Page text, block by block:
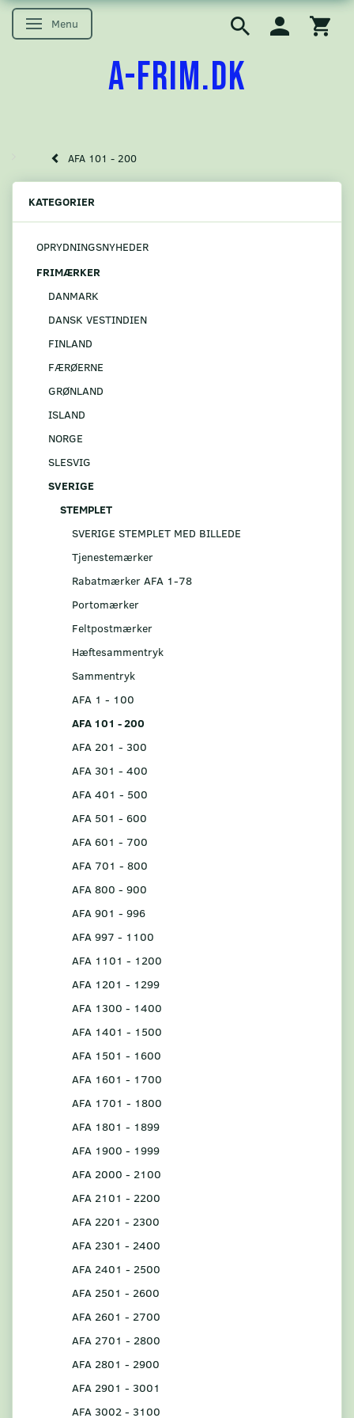
Skifte navigation
Menu
A-FRIM.DK
AFA 101 - 200
KATEGORIER
OPRYDNINGSNYHEDER
FRIMÆRKER
DANMARK
DANSK VESTINDIEN
FINLAND
FÆRØERNE
GRØNLAND
ISLAND
NORGE
SLESVIG
SVERIGE
STEMPLET
SVERIGE STEMPLET MED BILLEDE
Tjenestemærker
Rabatmærker AFA 1-78
Portomærker
Feltpostmærker
Hæftesammentryk
Sammentryk
AFA 1 - 100
AFA 101 - 200
AFA 201 - 300
AFA 301 - 400
AFA 401 - 500
AFA 501 - 600
AFA 601 - 700
AFA 701 - 800
AFA 800 - 900
AFA 901 - 996
AFA 997 - 1100
AFA 1101 - 1200
AFA 1201 - 1299
AFA 1300 - 1400
AFA 1401 - 1500
AFA 1501 - 1600
AFA 1601 - 1700
AFA 1701 - 1800
AFA 1801 - 1899
AFA 1900 - 1999
AFA 2000 - 2100
AFA 2101 - 2200
AFA 2201 - 2300
AFA 2301 - 2400
AFA 2401 - 2500
AFA 2501 - 2600
AFA 2601 - 2700
AFA 2701 - 2800
AFA 2801 - 2900
AFA 2901 - 3001
AFA 3002 - 3100